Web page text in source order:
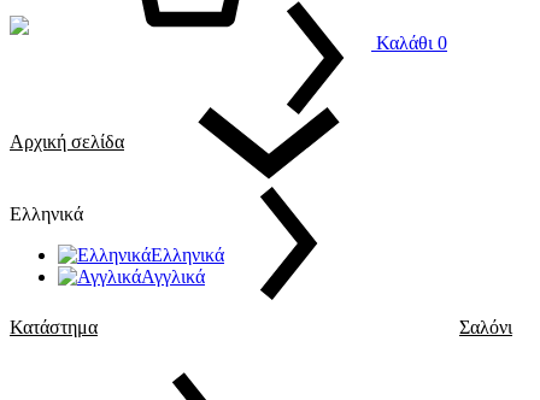
Ελληνικά
Ελληνικά
Αγγλικά
Καλάθι 0
Αρχική σελίδα
Κατάστημα Σαλόνι